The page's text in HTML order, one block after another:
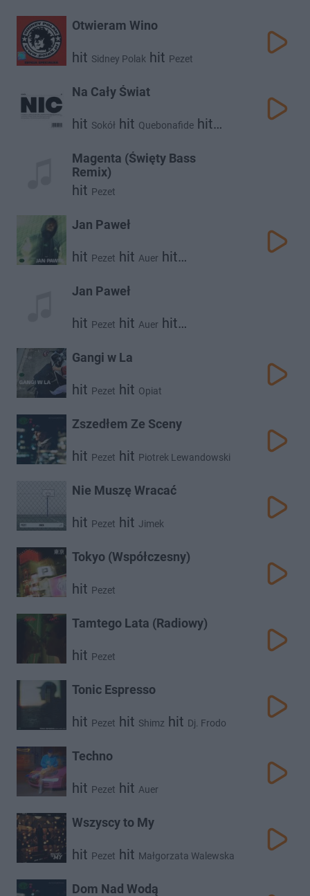
Otwieram Wino
hit Sidney Polak hit Pezet
Na Cały Świat
hit Sokół hit Quebonafide hit
Magenta (Święty Bass
Remix)
hit Pezet
Jan Paweł
hit Pezet hit Auer hit
Jan Paweł
hit Pezet hit Auer hit
Gangi w La
hit Pezet hit Opiat
Zszedłem Ze Sceny
hit Pezet hit Piotrek Lewandowski
Nie Muszę Wracać
hit Pezet hit Jimek
Tokyo (Współczesny)
hit Pezet
Tamtego Lata (Radiowy)
hit Pezet
Tonic Espresso
hit Pezet hit Shimz hit Dj. Frodo
Techno
hit Pezet hit Auer
Wszyscy to My
hit Pezet hit Małgorzata Walewska
Dom Nad Wodą